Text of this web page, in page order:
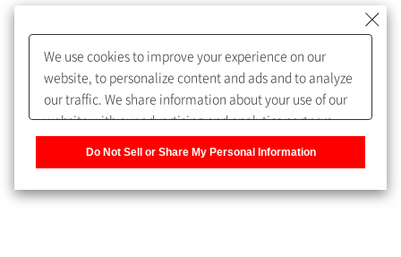
めします。
My SHIMADZU for Analyticalへ登録いただくと、技術情報や
取扱説明書・Webinarなどの閲覧ができます。
うになります。
We use cookies to improve your experience on our
website, to personalize content and ads and to analyze
our traffic. We share information about your use of our
website with our advertising and analytics partners,
Do Not Sell or Share My Personal Information